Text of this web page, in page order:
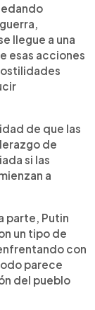
llegue a una
esas acciones
de que las
de
si las
a
parte, Putin
un tipo de
con
parece
del pueblo